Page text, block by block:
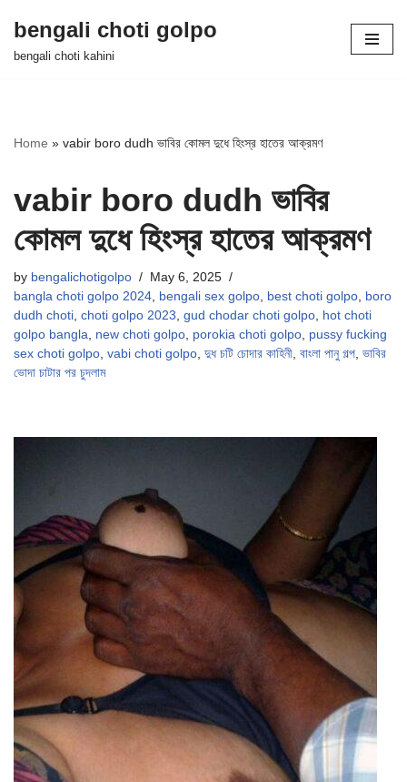
Skip
bengali choti golpo
bengali choti kahini
Home » vabir boro dudh ভাবির কোমল দুধে হিংস্র হাতের আক্রমণ
vabir boro dudh ভাবির
কোমল দুধে হিংস্র হাতের আক্রমণ
by bengalichotigolpo
May 6, 2025
bangla choti golpo 2024, bengali sex golpo, best choti golpo, boro
dudh choti, choti golpo 2023, gud chodar choti golpo, hot choti
golpo bangla, new choti golpo, porokia choti golpo, pussy fucking
sex choti golpo, vabi choti golpo, দুধ চটি চোদার কাহিনী, বাংলা পানু গল্প, ভাবির
ভোদা চাটার পর চুদলাম